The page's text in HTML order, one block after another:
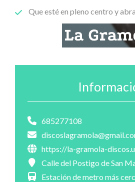
Que esté en pleno centro y
685277108
https://la-gramola-
Calle del Postigo de San
Estación de metro más